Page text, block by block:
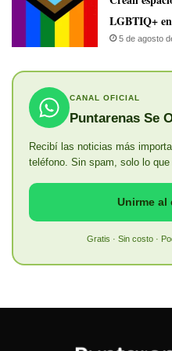
LGBTIQ+
5 de agosto
CANAL OFICIAL
Puntarenas Se
Recibí las noticias más
teléfono. Sin spam, solo lo que
Unirme al
Gratis · Sin costo ·